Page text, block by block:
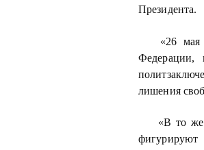
Президента.
«26 мая
Федерации,
лишения
«В то